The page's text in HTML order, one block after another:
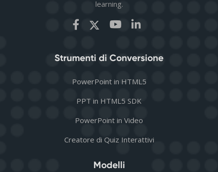
learning.
Strumenti di Conversione
PowerPoint in HTML5
PPT in HTML5 SDK
PowerPoint in Video
Creatore di Quiz Interattivi
Modelli